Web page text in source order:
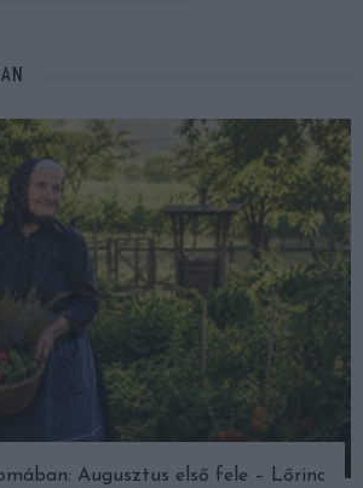
Augusztus első fele – Lőrinc